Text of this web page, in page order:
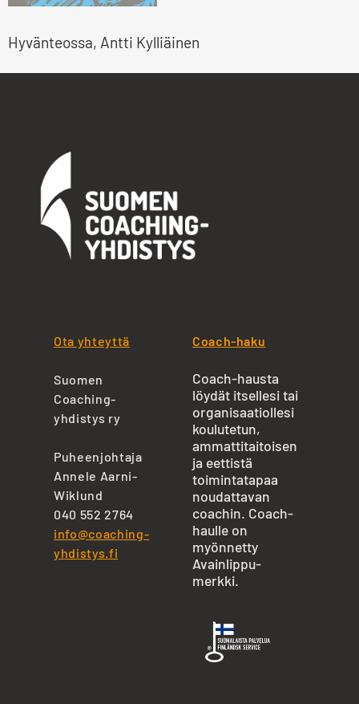
Hyvänteossa, Antti Kylliäinen
Ota yhteyttä
Suomen
Coaching-
yhdistys ry
Puheenjohtaja
Annele Aarni-
Wiklund
040 552 2764
info@coaching-
yhdistys.fi
Coach-haku
Coach-hausta
löydät itsellesi tai
organisaatiollesi
koulutetun,
ammattitaitoisen
ja eettistä
toimintatapaa
noudattavan
coachin. Coach-
haulle on
myönnetty
Avainlippu-
merkki.